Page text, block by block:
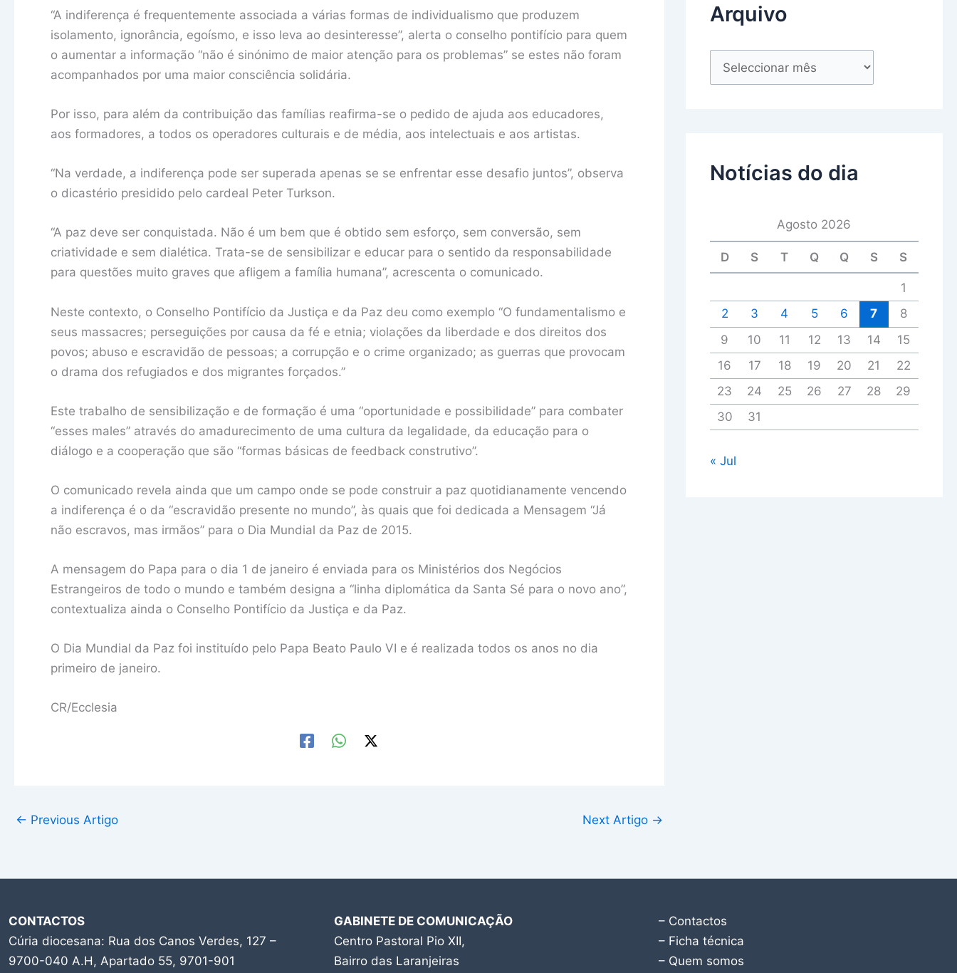
“A indiferença é frequentemente associada a várias formas de individualismo que produzem
isolamento, ignorância, egoísmo, e isso leva ao desinteresse”, alerta o conselho pontifício para quem
o aumentar a informação “não é sinónimo de maior atenção para os problemas” se estes não foram
acompanhados por uma maior consciência solidária.
Por isso, para além da contribuição das famílias reafirma-se o pedido de ajuda aos educadores,
aos formadores, a todos os operadores culturais e de média, aos intelectuais e aos artistas.
“Na verdade, a indiferença pode ser superada apenas se se enfrentar esse desafio juntos”, observa
o dicastério presidido pelo cardeal Peter Turkson.
“A paz deve ser conquistada. Não é um bem que é obtido sem esforço, sem conversão, sem
criatividade e sem dialética. Trata-se de sensibilizar e educar para o sentido da responsabilidade
para questões muito graves que afligem a família humana”, acrescenta o comunicado.
Neste contexto, o Conselho Pontifício da Justiça e da Paz deu como exemplo “O fundamentalismo e
seus massacres; perseguições por causa da fé e etnia; violações da liberdade e dos direitos dos
povos; abuso e escravidão de pessoas; a corrupção e o crime organizado; as guerras que provocam
o drama dos refugiados e dos migrantes forçados.”
Este trabalho de sensibilização e de formação é uma “oportunidade e possibilidade” para combater
“esses males” através do amadurecimento de uma cultura da legalidade, da educação para o
diálogo e a cooperação que são “formas básicas de feedback construtivo”.
O comunicado revela ainda que um campo onde se pode construir a paz quotidianamente vencendo
a indiferença é o da “escravidão presente no mundo”, às quais que foi dedicada a Mensagem “Já
não escravos, mas irmãos” para o Dia Mundial da Paz de 2015.
A mensagem do Papa para o dia 1 de janeiro é enviada para os Ministérios dos Negócios
Estrangeiros de todo o mundo e também designa a “linha diplomática da Santa Sé para o novo ano”,
contextualiza ainda o Conselho Pontifício da Justiça e da Paz.
O Dia Mundial da Paz foi instituído pelo Papa Beato Paulo VI e é realizada todos os anos no dia
primeiro de janeiro.
CR/Ecclesia
← Previous Artigo Next Artigo →
Arquivo
Notícias do dia
Agosto 2026
D S T Q Q S S
1
2
3 4 5 6 7
8
9
10 11 12 13 14
15
16
17 18 19 20 21
22
23
24 25 26 27 28
29
30
31
« Jul
CONTACTOS
Cúria diocesana: Rua dos Canos Verdes, 127 –
9700-040 A.H, Apartado 55, 9701-901
GABINETE DE COMUNICAÇÃO
Centro Pastoral Pio XII,
Bairro das Laranjeiras
– Contactos
– Ficha técnica
– Quem somos